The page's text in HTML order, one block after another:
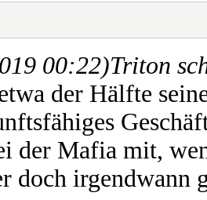
00:22)Triton
der Hälfte
der Mafia mit,
doch irgendwann